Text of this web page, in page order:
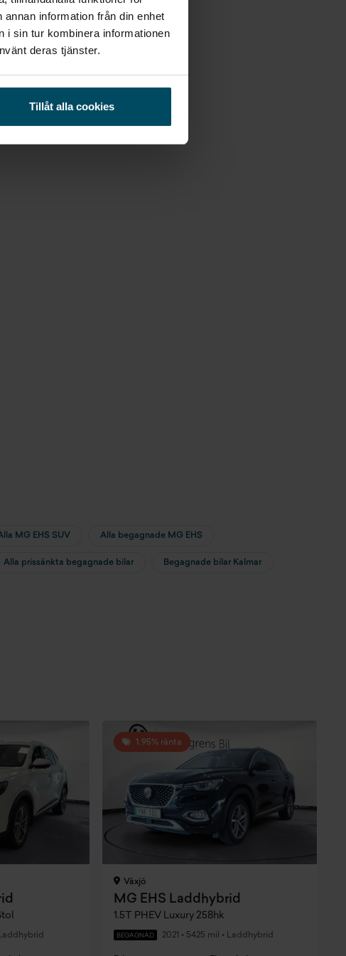
information från din enhet
i sin tur kombinera informationen
deras tjänster.
Tillåt alla cookies
MG EHS SUV Alla begagnade MG EHS
Alla prissänkta begagnade bilar Begagnade bilar Kalmar
1,95% ränta
Växjö
MG EHS Laddhybrid
1.5T PHEV Luxury 258hk
BEGAGNAD 2021 • 5425 mil • Laddhybrid